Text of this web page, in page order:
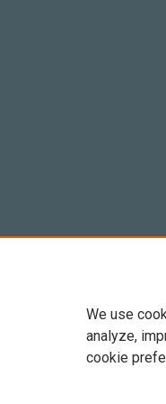
We use
analyze,
cookie